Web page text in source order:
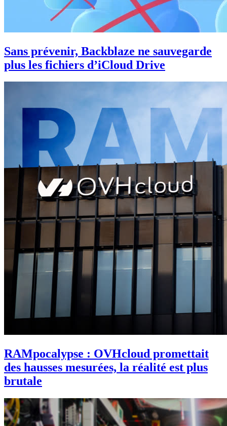
Sans prévenir, Backblaze ne sauvegarde
plus les fichiers d’iCloud Drive
RAMpocalypse : OVHcloud promettait
des hausses mesurées, la réalité est plus
brutale